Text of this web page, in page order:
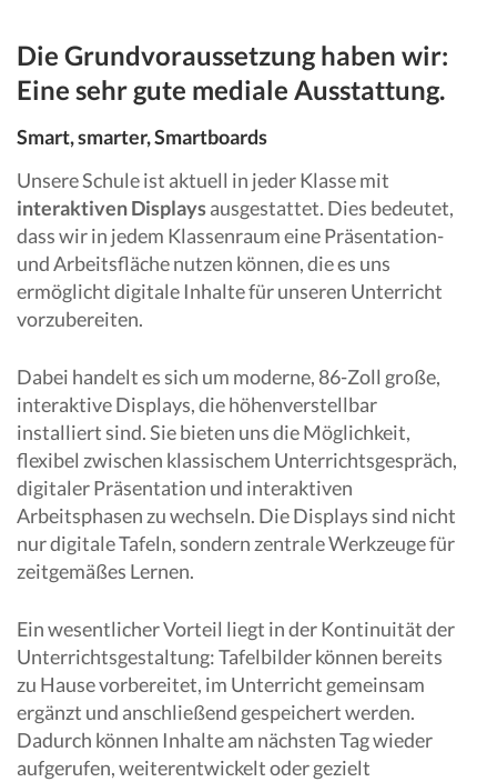
Die Grundvoraussetzung haben wir:
Eine sehr gute mediale Ausstattung.
Smart, smarter, Smartboards
Unsere Schule ist aktuell in jeder Klasse mit
interaktiven Displaysausgestattet. Dies bedeutet,
dass wir in jedem Klassenraum eine Präsentation-
und Arbeitsfläche nutzen können, die es uns
ermöglicht digitale Inhalte für unseren Unterricht
vorzubereiten.
Dabei handelt es sich um moderne, 86-Zoll große,
interaktive Displays, die höhenverstellbar
installiert sind. Sie bieten uns die Möglichkeit,
flexibel zwischen klassischem Unterrichtsgespräch,
digitaler Präsentation und interaktiven
Arbeitsphasen zu wechseln. Die Displays sind nicht
nur digitale Tafeln, sondern zentrale Werkzeuge für
zeitgemäßes Lernen.
Ein wesentlicher Vorteil liegt in der Kontinuität der
Unterrichtsgestaltung: Tafelbilder können bereits
zu Hause vorbereitet, im Unterricht gemeinsam
ergänzt und anschließend gespeichert werden.
Dadurch können Inhalte am nächsten Tag wieder
aufgerufen, weiterentwickelt oder gezielt